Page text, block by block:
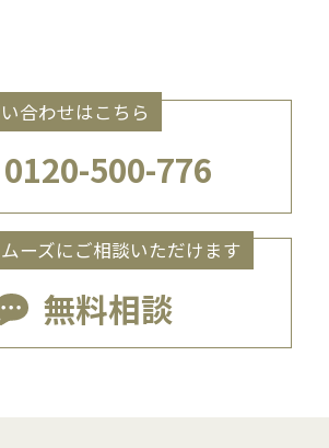
合わせはこちら
0120-500-776
ーズにご相談いただけます
無料相談